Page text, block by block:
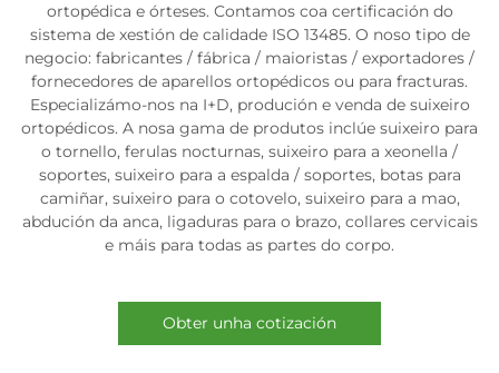
ortopédica e órteses. Contamos coa certificación do
sistema de xestión de calidade ISO 13485. O noso tipo de
negocio: fabricantes / fábrica / maioristas / exportadores /
fornecedores de aparellos ortopédicos ou para fracturas.
Especializámo-nos na I+D, produción e venda de suixeiro
ortopédicos. A nosa gama de produtos inclúe suixeiro para
o tornello, ferulas nocturnas, suixeiro para a xeonella /
soportes, suixeiro para a espalda / soportes, botas para
camiñar, suixeiro para o cotovelo, suixeiro para a mao,
abdución da anca, ligaduras para o brazo, collares cervicais
e máis para todas as partes do corpo.
Obter unha cotización